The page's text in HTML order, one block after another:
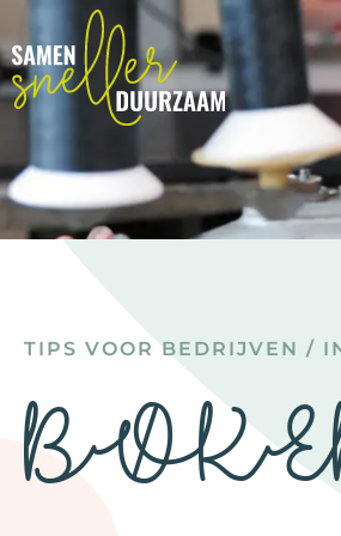
TIPS VOOR BEDRIJVEN /